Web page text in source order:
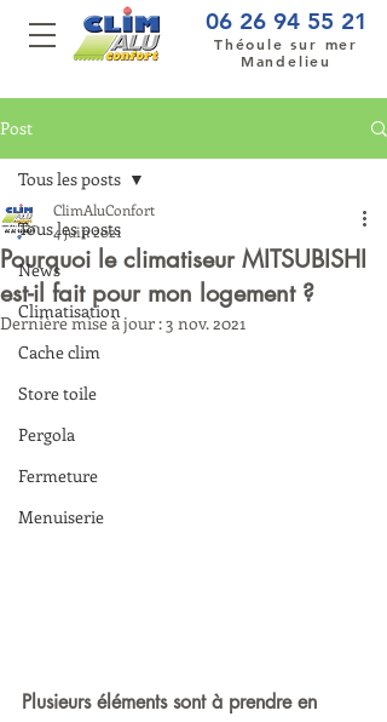
06 26 94 55 21
Théoule sur mer
Mandelieu
Post
Tous les posts
News
Climatisation
Cache clim
Store toile
Pergola
Fermeture
Menuiserie
Tous les posts
Pourquoi le climatiseur MITSUBISHI
est-il fait pour mon logement ?
ClimAluConfort
4 juin 2021
Dernière mise à jour :3 nov. 2021
Plusieurs éléments sont à prendre en